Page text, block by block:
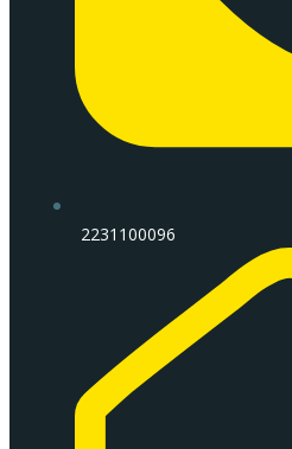
2231100096